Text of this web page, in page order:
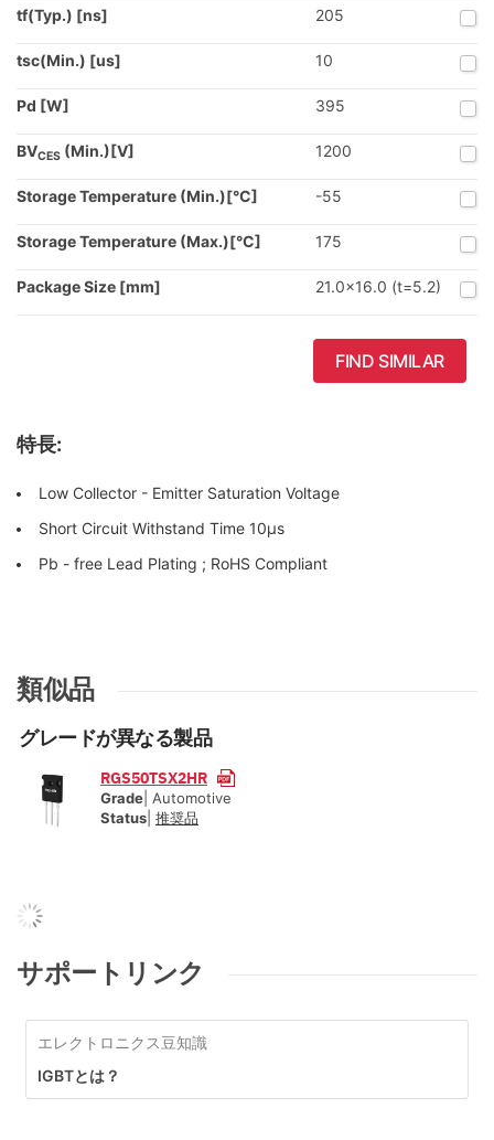
tf(Typ.) [ns] 205
tsc(Min.) [us] 10
Pd [W] 395
BVCES (Min.)[V] 1200
Storage Temperature (Min.)[°C] -55
Storage Temperature (Max.)[°C] 175
Package Size [mm] 21.0x16.0 (t=5.2)
FIND SIMILAR
特長:
Low Collector - Emitter Saturation Voltage
Short Circuit Withstand Time 10μs
Pb - free Lead Plating ; RoHS Compliant
類似品
グレードが異なる製品
RGS50TSX2HR
Grade | Automotive
Status 推奨品
サポートリンク
エレクトロニクス豆知識
IGBTとは？